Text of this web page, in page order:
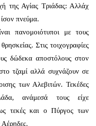
της Αγίας Τριάδας: Αλλάχ
πνεύμα.
πανομοιότυποι με τους
Στις τοιχογραφίες
δώδεκα αποστόλους στον
τζαμί αλλά συχνάζουν σε
των Αλεβιτών. Τεκέδες
ανάμεσά τους είχε
ως τεκές και ο Πύργος των